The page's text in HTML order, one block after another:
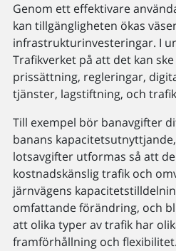
Genom ett effektivare
kan tillgängligheten ökas
infrastrukturinvesteringar. I
Trafikverket på att det kan
prissättning, regleringar,
tjänster, lagstiftning, och
Till exempel bör banavgifter
banans
lotsavgifter utformas så att
kostnadskänslig trafik och
järnvägens
omfattande förändring, och
att olika typer av trafik har
framförhållning och flexibilitet.